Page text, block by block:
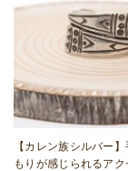
【カレン族シルバー
もりが感じられるアク